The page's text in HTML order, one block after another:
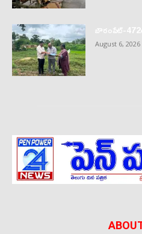
బౌరంపేట్-
August 6, 2026